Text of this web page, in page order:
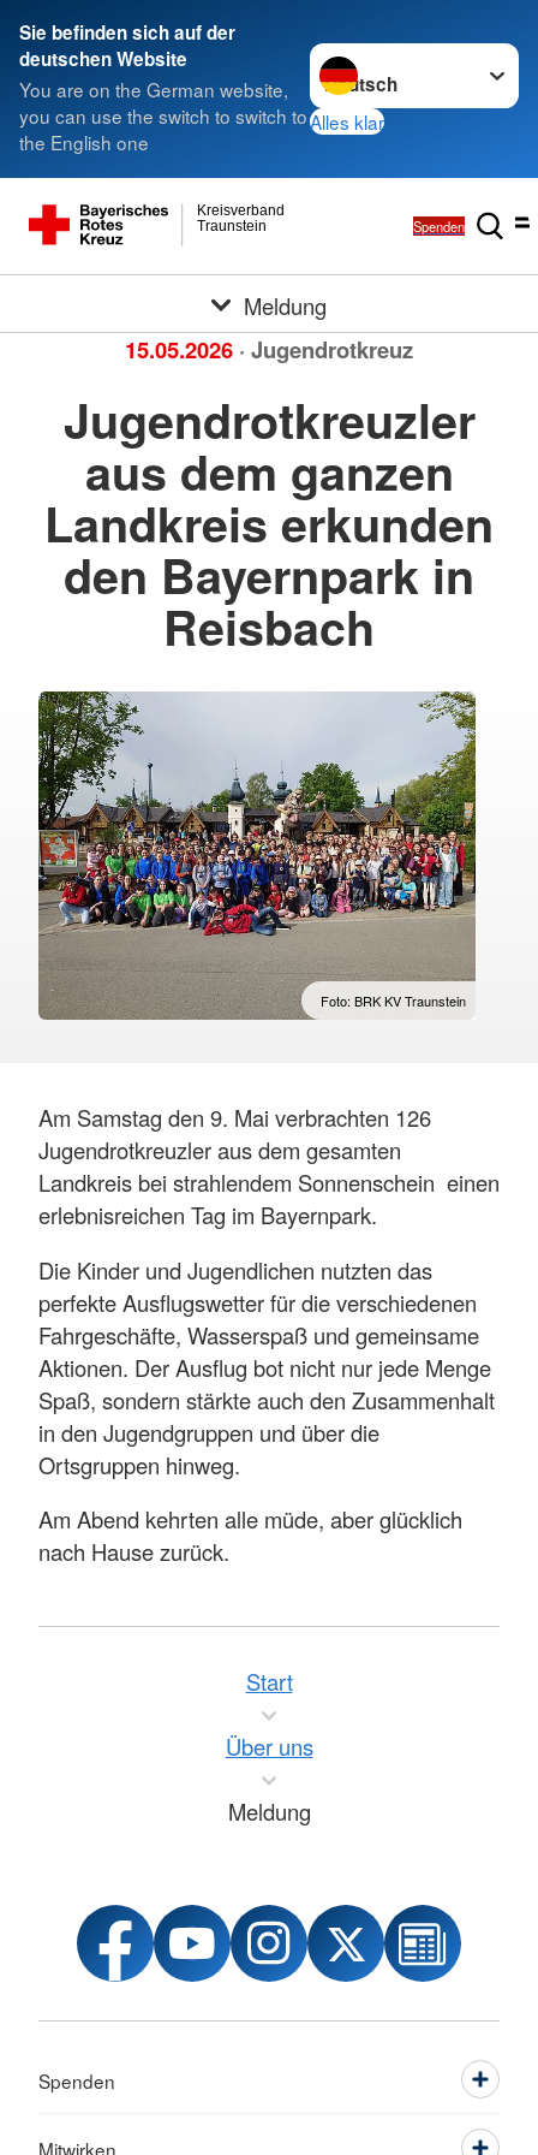
Sie befinden sich auf der
deutschen Website
You are on the German website,
you can use the switch to switch to
the English one
Sprache wechseln zu
Alles klar
Traunstein
Kreisverband
Spenden
Meldung
15.05.2026 · Jugendrotkreuz
Jugendrotkreuzler
aus dem ganzen
Landkreis erkunden
den Bayernpark in
Reisbach
Foto: BRK KV Traunstein
Am Samstag den 9. Mai verbrachten 126
Jugendrotkreuzler aus dem gesamten
Landkreis bei strahlendem Sonnenschein einen
erlebnisreichen Tag im Bayernpark.
Die Kinder und Jugendlichen nutzten das
perfekte Ausflugswetter für die verschiedenen
Fahrgeschäfte, Wasserspaß und gemeinsame
Aktionen. Der Ausflug bot nicht nur jede Menge
Spaß, sondern stärkte auch den Zusammenhalt
in den Jugendgruppen und über die
Ortsgruppen hinweg.
Am Abend kehrten alle müde, aber glücklich
nach Hause zurück.
Start
Über uns
Meldung
Spenden
Mitwirken